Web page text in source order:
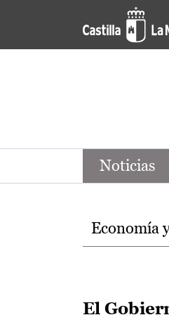
Pasar al contenido principal
Noticias de la
Noticias
Temas
Economía
El